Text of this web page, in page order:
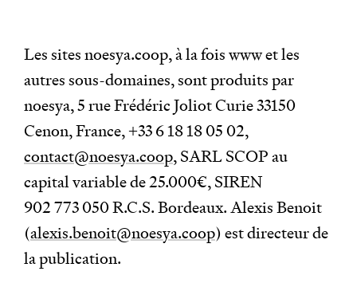
Les sites noesya.coop, à la fois www et les
autres sous-domaines, sont produits par
noesya, 5 rue Frédéric Joliot Curie 33150
Cenon, France, +33 6 18 18 05 02,
contact@noesya.coop, SARL SCOP au
capital variable de 25.000€, SIREN
902 773 050 R.C.S. Bordeaux. Alexis Benoit
(alexis.benoit@noesya.coop) est directeur de
la publication.